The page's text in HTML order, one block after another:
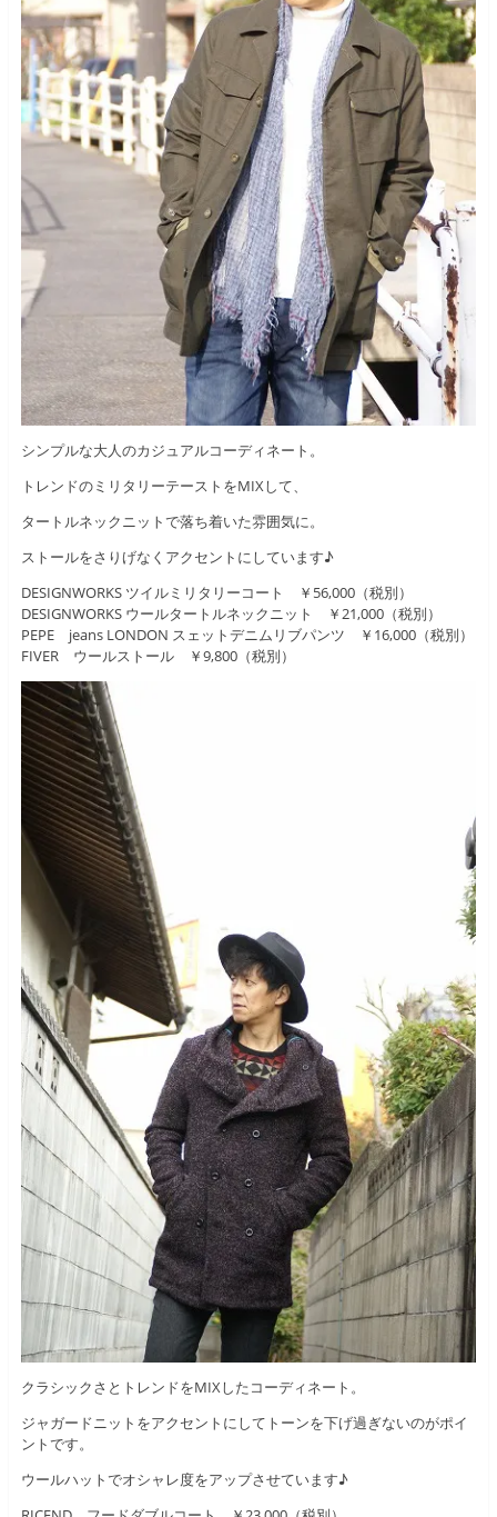
シンプルな大人のカジュアルコーディネート。
トレンドのミリタリーテーストをMIXして、
タートルネックニットで落ち着いた雰囲気に。
ストールをさりげなくアクセントにしています♪
DESIGNWORKS ツイルミリタリーコート ￥56,000（税別）
DESIGNWORKS ウールタートルネックニット ￥21,000（税別）
PEPE jeans LONDON スェットデニムリブパンツ ￥16,000（税別）
FIVER ウールストール ￥9,800（税別）
クラシックさとトレンドをMIXしたコーディネート。
ジャガードニットをアクセントにしてトーンを下げ過ぎないのがポイ
ントです。
ウールハットでオシャレ度をアップさせています♪